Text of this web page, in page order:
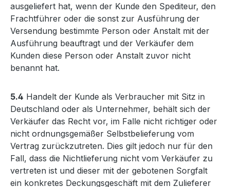
ausgeliefert hat, wenn der Kunde den Spediteur, den
Frachtführer oder die sonst zur Ausführung der
Versendung bestimmte Person oder Anstalt mit der
Ausführung beauftragt und der Verkäufer dem
Kunden diese Person oder Anstalt zuvor nicht
benannt hat.
5.4 Handelt der Kunde als Verbraucher mit Sitz in
Deutschland oder als Unternehmer, behält sich der
Verkäufer das Recht vor, im Falle nicht richtiger oder
nicht ordnungsgemäßer Selbstbelieferung vom
Vertrag zurückzutreten. Dies gilt jedoch nur für den
Fall, dass die Nichtlieferung nicht vom Verkäufer zu
vertreten ist und dieser mit der gebotenen Sorgfalt
ein konkretes Deckungsgeschäft mit dem Zulieferer